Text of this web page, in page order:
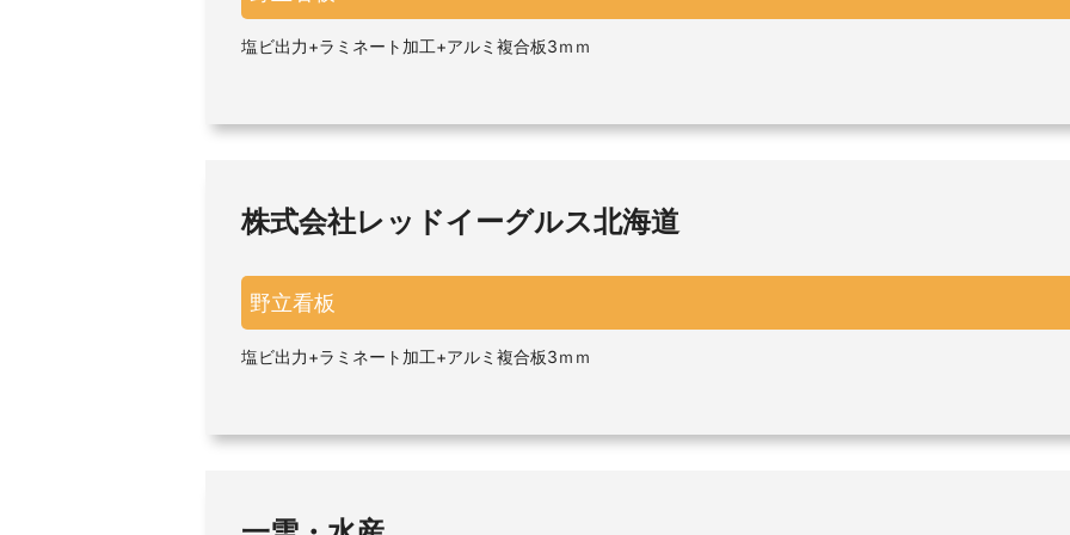
塩ビ出力+ラミネート加工+アルミ複合板3ｍｍ
株式会社レッドイーグルス北海道
野立看板
塩ビ出力+ラミネート加工+アルミ複合板3ｍｍ